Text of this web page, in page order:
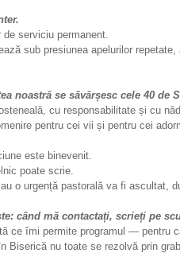
serviciu permanent.
sub presiunea apelurilor
noastră se săvârșesc cele 40 de
cu responsabilitate și cu
pentru cei vii și pentru cei
este binevenit.
poate scrie.
o urgență pastorală va fi ascultat,
când mă contactați, scrieți pe
ce îmi permite programul — pentru
Biserică nu toate se rezolvă prin